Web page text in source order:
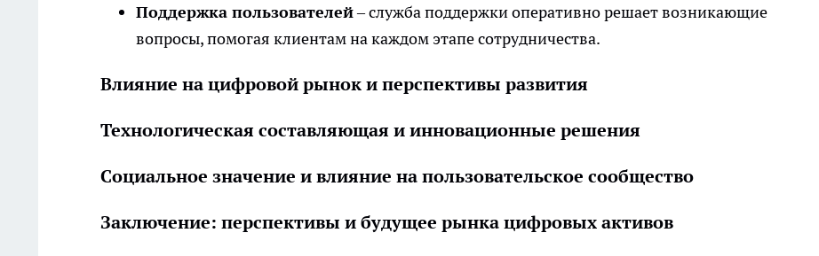
Поддержка пользователей– служба поддержки оперативно решает возникающие
вопросы, помогая клиентам на каждом этапе сотрудничества.
Влияние на цифровой рынок и перспективы развития
Технологическая составляющая и инновационные решения
Социальное значение и влияние на пользовательское сообщество
Заключение: перспективы и будущее рынка цифровых активов